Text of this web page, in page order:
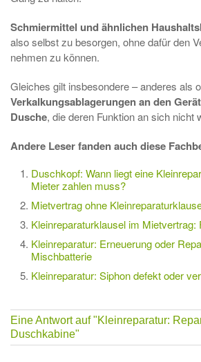
Schmiermittel und ähnlichen
also selbst zu besorgen, ohne dafür den
nehmen zu können.
Gleiches gilt insbesondere – anderes als
Verkalkungsablagerungen an den
Dusche, die deren Funktion an sich nicht
Andere Leser fanden auch diese
Duschkopf: Wann liegt eine
Mieter zahlen muss?
Mietvertrag ohne
Kleinreparaturklausel im Mietvertrag:
Kleinreparatur: Erneuerung oder
Mischbatterie
Kleinreparatur: Siphon defekt oder
Eine Antwort auf"Kleinreparatur:
Duschkabine"